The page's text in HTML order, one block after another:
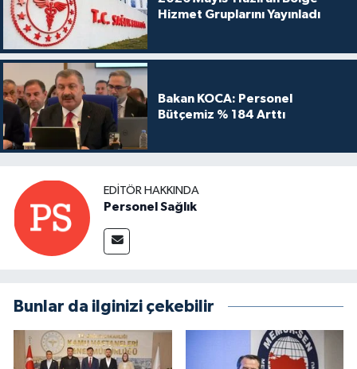
Hizmet Gruplarını Yayınladı
Bakan KOCA: Personel
Bütçemiz % 184 Arttı
EDITÖR HAKKINDA
Personel Sağlık
Bunlar da ilginizi çekebilir